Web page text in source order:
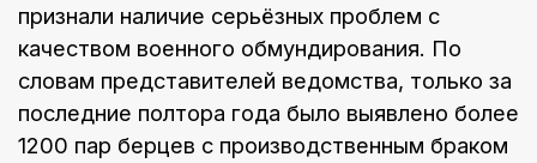
признали наличие серьёзных проблем с
качеством военного обмундирования. По
словам представителей ведомства, только за
последние полтора года было выявлено более
1200 пар берцев с производственным браком